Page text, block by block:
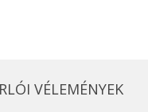
VÉLEMÉNYEK